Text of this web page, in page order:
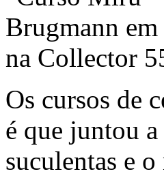
Os cursos de
é que juntou
suculentas e